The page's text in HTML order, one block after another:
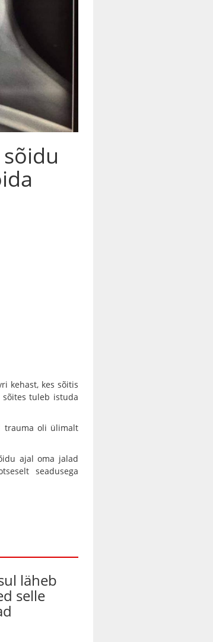
kehast, kes sõitis
tuleb istuda
trauma oli ülimalt
ajal oma jalad
seadusega
läheb
selle